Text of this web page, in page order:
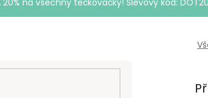
20% na všechny tečkovačky! Slevový kód: